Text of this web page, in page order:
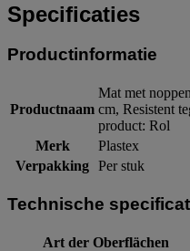
Specificaties
Productinformatie
Productnaam
Mat met
cm, Resistent
product: Rol
Merk
Plastex
Verpakking Per stuk
Technische
Art der Oberflächen